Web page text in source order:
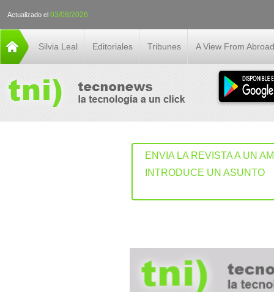
Actualizado el 03/08/2026
Silvia Leal Editoriales Tribunes A View From Abroad
ENVIA LA REVISTA A UN
INTRODUCE UN ASUNTO